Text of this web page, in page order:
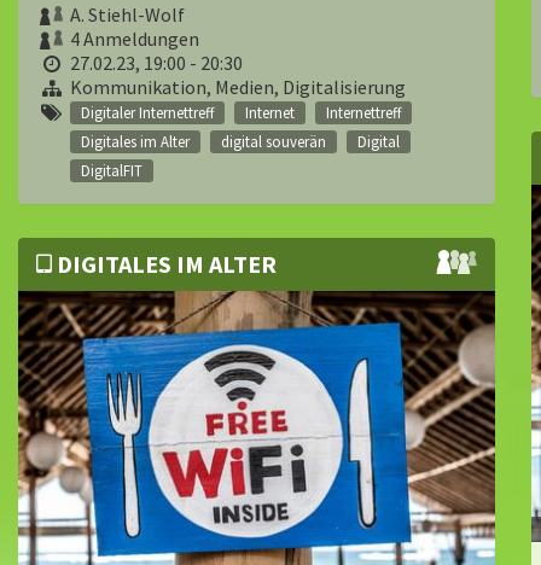
A. Stiehl-Wolf
4 Anmeldungen
27.02.23, 19:00 - 20:30
Kommunikation, Medien, Digitalisierung
Digitaler Internettreff Internet
Internettreff
Digitales im Alter
digital souverän
Digital
DigitalFIT
DIGITALES IM ALTER